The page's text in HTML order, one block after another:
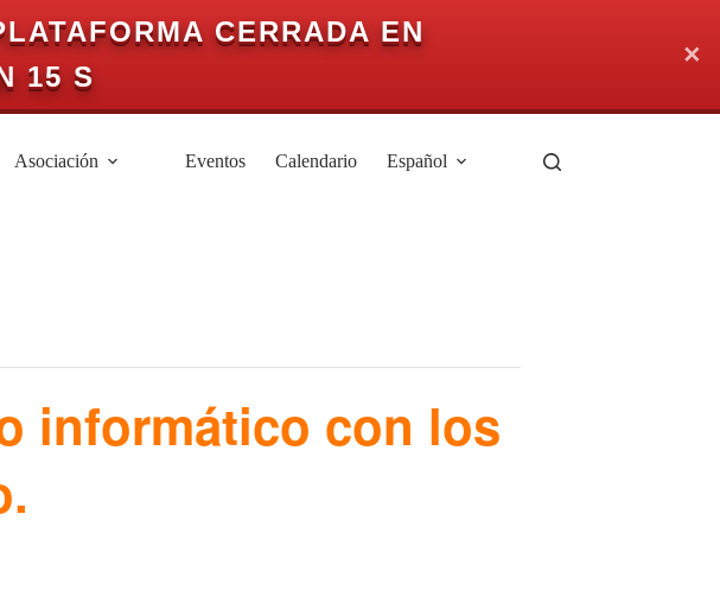
CERRADA EN
15 S
✕
Asociación Eventos Calendario Español
informático con los